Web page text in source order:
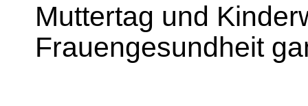
Muttertag und
Frauengesundheit